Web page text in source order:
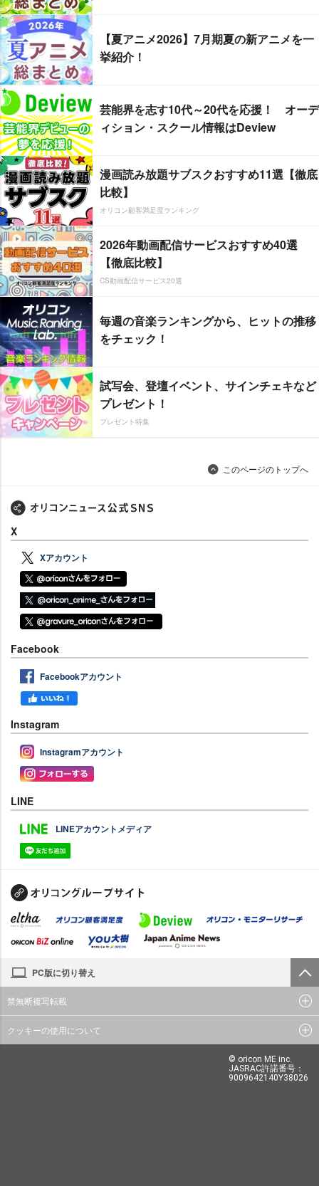
【夏アニメ2026】7月期夏の新アニメを一
挙紹介！
芸能界を志す10代～20代を応援！ オーデ
ィション・スクール情報はDeview
漫画読み放題サブスクおすすめ11選【徹底
比較】
オリコン顧客満足度ランキング
2026年動画配信サービスおすすめ40選
【徹底比較】
CS動画配信サービス20選
毎週の音楽ランキングから、ヒットの推移
をチェック！
試写会、登壇イベント、サインチェキなど
プレゼント！
プレゼント特集
このページのトップへ
X
Xアカウント
Facebook
Facebookアカウント
Instagram
Instagramアカウント
LINE
LINEアカウントメディア
PC版に切り替え
禁無断複写転載
クッキーの使用について
© oricon ME inc.
JASRAC許諾番号：
9009642140Y38026